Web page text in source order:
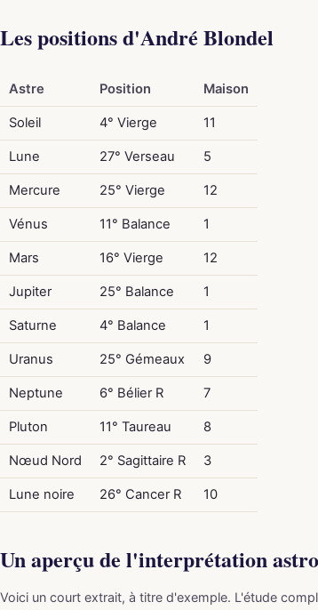
Les positions d'André Blondel
Astre Position Maison
Soleil 4° Vierge 11
Lune 27° Verseau 5
Mercure 25° Vierge 12
Vénus 11° Balance 1
Mars 16° Vierge 12
Jupiter 25° Balance 1
Saturne 4° Balance 1
Uranus 25° Gémeaux 9
Neptune 6° Bélier R 7
Pluton 11° Taureau 8
Nœud Nord 2° Sagittaire R 3
Lune noire 26° Cancer R 10
Un aperçu de l'interprétation
Voici un court extrait, à titre d'exemple. L'étude